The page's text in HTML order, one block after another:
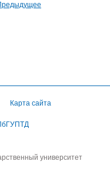
Карта сайта
университет